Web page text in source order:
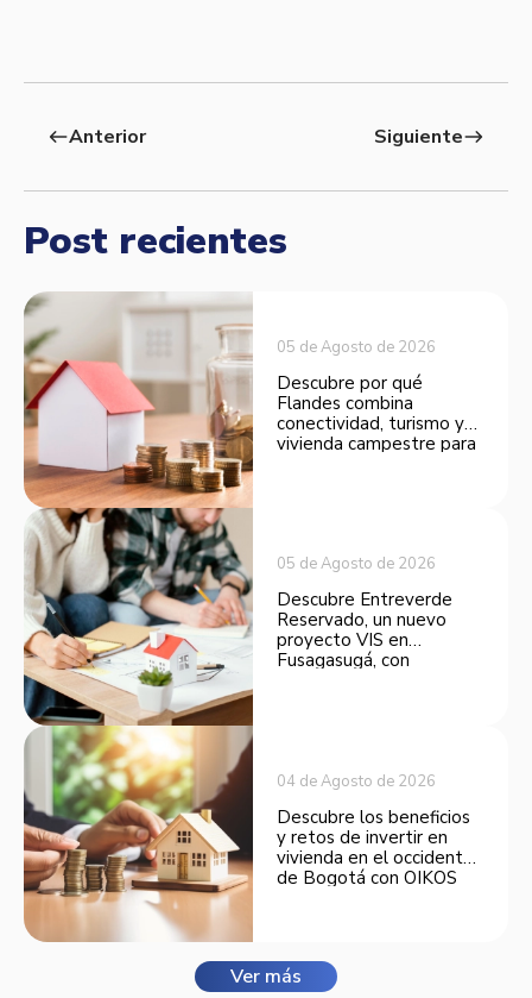
westAnterior Siguienteeast
Post recientes
05 de Agosto de 2026
Descubre por qué
Flandes combina
conectividad, turismo y
vivienda campestre para
05 de Agosto de 2026
Descubre Entreverde
Reservado, un nuevo
proyecto VIS en
Fusagasugá, con
04 de Agosto de 2026
Descubre los beneficios
y retos de invertir en
vivienda en el occidente
de Bogotá con OIKOS
Ver más